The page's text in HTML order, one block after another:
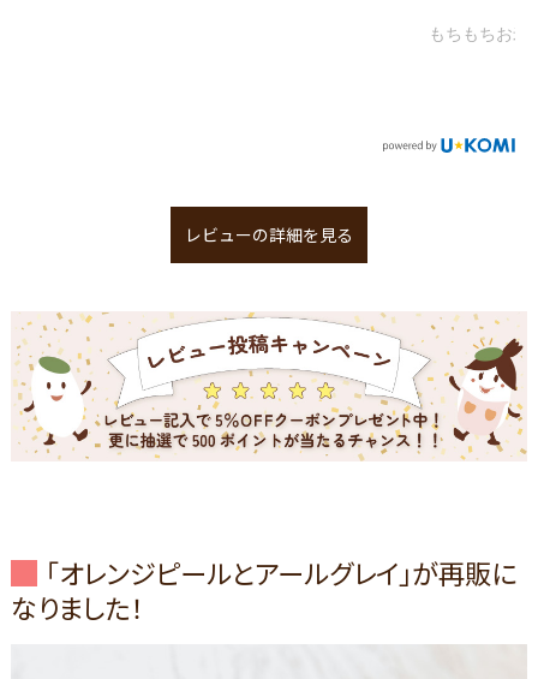
レビューの詳細を見る
「オレンジピールとアールグレイ」が再販に
なりました！